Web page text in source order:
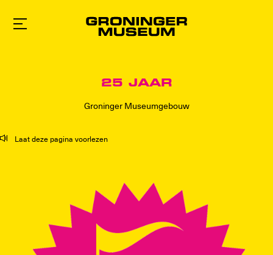
Naar
hoofdinhoud
25 JAAR
Groninger Museumgebouw
Laat deze pagina voorlezen